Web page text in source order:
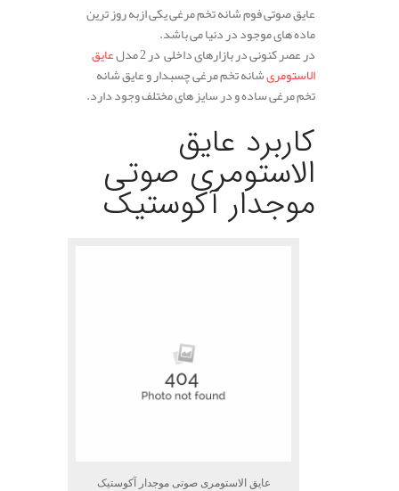
عایق صوتی فوم شانه تخم مرغی یکی ازبه روز ترین
ماده های موجود در دنیا می باشد.
در عصر کنونی در بازارهای داخلی در 2 مدل
عایق
الاستومریشانه تخم مرغی چسبدار و عایق شانه
تخم مرغی ساده و در سایز های مختلف وجود دارد.
کاربرد عایق
الاستومری صوتی
موجدار آکوستیک
عایق الاستومری صوتی موجدار آکوستیک